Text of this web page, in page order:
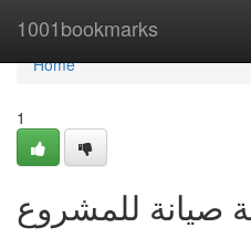
1001bookmarks
Home
Home
1